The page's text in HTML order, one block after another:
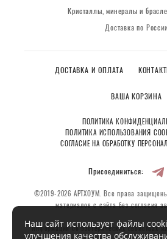
Кристаллы, минералы и
Доставка по России
ДОСТАВКА И ОПЛАТА
ВАША КОРЗИНА
ПОЛИТИКА
ПОЛИТИКА ИСПОЛЬЗОВАНИЯ
СОГЛАСИЕ НА ОБРАБОТКУ
Присоединиться:
©2019-2026 АРТХОУМ. Все права
материалов с сайта без согласия
Информация об эзотерических свойствах
Наш сайт использует файлы
улучшения качества